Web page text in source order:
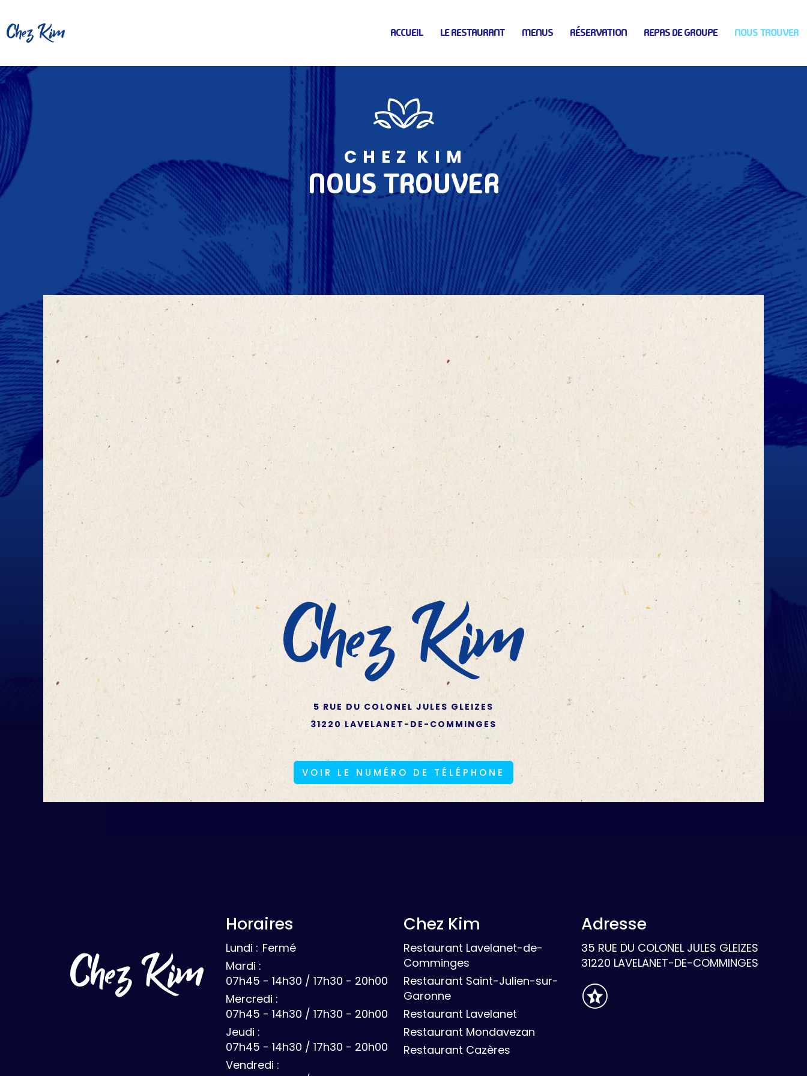
ACCUEIL LE RESTAURANT MENUS RÉSERVATION REPAS DE GROUPE NOUS TROUVER
C H E Z K I M
NOUS TROUVER
-
5 RUE DU COLONEL JULES GLEIZES
31220 LAVELANET-DE-COMMINGES
VOIR LE NUMÉRO DE TÉLÉPHONE
Horaires
Lundi : Fermé
Mardi :
07h45 - 14h30 / 17h30 - 20h00
Mercredi :
07h45 - 14h30 / 17h30 - 20h00
Jeudi :
07h45 - 14h30 / 17h30 - 20h00
Vendredi :
Chez Kim
Restaurant Lavelanet-de-
Comminges
Restaurant Saint-Julien-sur-
Garonne
Restaurant Lavelanet
Restaurant Mondavezan
Restaurant Cazères
Adresse
35 RUE DU COLONEL JULES GLEIZES
31220 LAVELANET-DE-COMMINGES